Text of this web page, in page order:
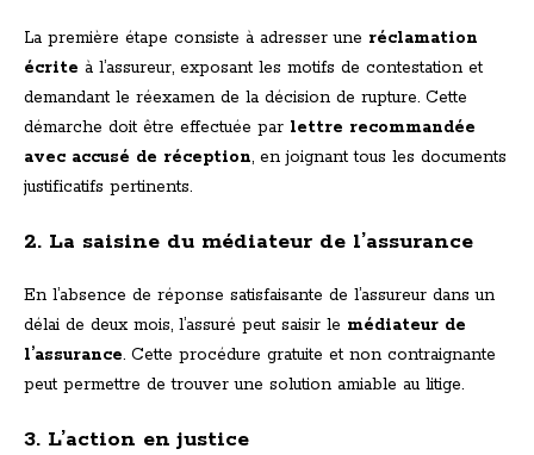
La première étape consiste à adresser une réclamation
écrite à l’assureur, exposant les motifs de contestation et
demandant le réexamen de la décision de rupture. Cette
démarche doit être effectuée par lettre recommandée
avec accusé de réception, en joignant tous les documents
justificatifs pertinents.
2. La saisine du médiateur de l’assurance
En l’absence de réponse satisfaisante de l’assureur dans un
délai de deux mois, l’assuré peut saisir le médiateur de
l’assurance. Cette procédure gratuite et non contraignante
peut permettre de trouver une solution amiable au litige.
3. L’action en justice